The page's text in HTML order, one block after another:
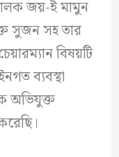
জয়-ই মামুন
সুজন সহ তার
বিষয়টি
ব্যবস্থা
অভিযুক্ত